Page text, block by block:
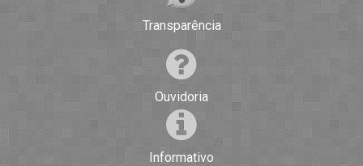
Transparência
Ouvidoria
Informativo